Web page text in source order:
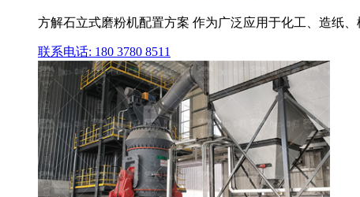
方解石立式磨粉机配置方案 作为广泛应用于化工、造纸
联系电话: 180 3780 8511